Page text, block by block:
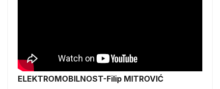
ELEKTROMOBILNOST-Filip MITROVIĆ